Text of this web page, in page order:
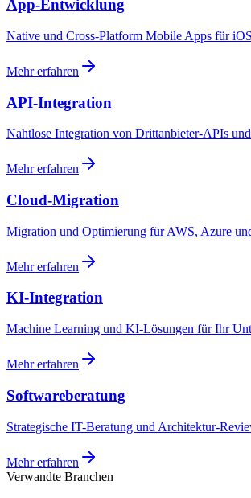
App-Entwicklung
Native und Cross-Platform Mobile Apps für
Mehr erfahren
API-Integration
Nahtlose Integration von Drittanbieter-APIs
Mehr erfahren
Cloud-Migration
Migration und Optimierung für AWS, Azure
Mehr erfahren
KI-Integration
Machine Learning und KI-Lösungen für Ihr
Mehr erfahren
Softwareberatung
Strategische IT-Beratung und Architektur-
Mehr erfahren
Verwandte Branchen